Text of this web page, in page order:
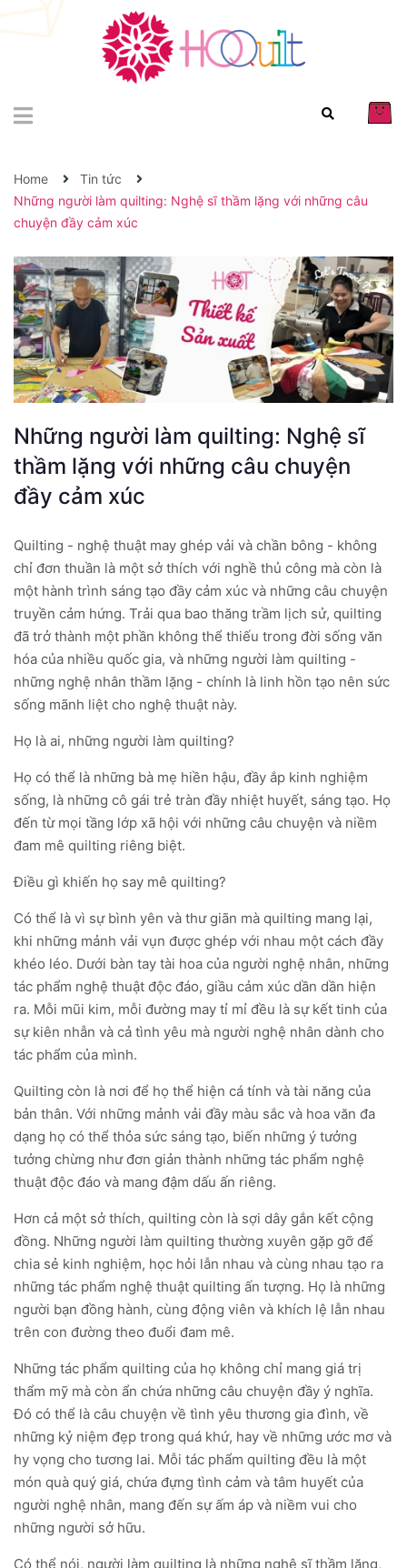
Home
Tin tức
Những người làm quilting: Nghệ sĩ thầm lặng với những câu
chuyện đầy cảm xúc
Những người làm quilting: Nghệ sĩ
thầm lặng với những câu chuyện
đầy cảm xúc
Quilting - nghệ thuật may ghép vải và chần bông - không
chỉ đơn thuần là một sở thích với nghề thủ công mà còn là
một hành trình sáng tạo đầy cảm xúc và những câu chuyện
truyền cảm hứng. Trải qua bao thăng trầm lịch sử, quilting
đã trở thành một phần không thể thiếu trong đời sống văn
hóa của nhiều quốc gia, và những người làm quilting -
những nghệ nhân thầm lặng - chính là linh hồn tạo nên sức
sống mãnh liệt cho nghệ thuật này.
Họ là ai, những người làm quilting?
Họ có thể là những bà mẹ hiền hậu, đầy ắp kinh nghiệm
sống, là những cô gái trẻ tràn đầy nhiệt huyết, sáng tạo. Họ
đến từ mọi tầng lớp xã hội với những câu chuyện và niềm
đam mê quilting riêng biệt.
Điều gì khiến họ say mê quilting?
Có thể là vì sự bình yên và thư giãn mà quilting mang lại,
khi những mảnh vải vụn được ghép với nhau một cách đầy
khéo léo. Dưới bàn tay tài hoa của người nghệ nhân, những
tác phẩm nghệ thuật độc đáo, giầu cảm xúc dần dần hiện
ra. Mỗi mũi kim, mỗi đường may tỉ mỉ đều là sự kết tinh của
sự kiên nhẫn và cả tình yêu mà người nghệ nhân dành cho
tác phẩm của mình.
Quilting còn là nơi để họ thể hiện cá tính và tài năng của
bản thân. Với những mảnh vải đầy màu sắc và hoa văn đa
dạng họ có thể thỏa sức sáng tạo, biến những ý tưởng
tưởng chừng như đơn giản thành những tác phẩm nghệ
thuật độc đáo và mang đậm dấu ấn riêng.
Hơn cả một sở thích, quilting còn là sợi dây gắn kết cộng
đồng. Những người làm quilting thường xuyên gặp gỡ để
chia sẻ kinh nghiệm, học hỏi lẫn nhau và cùng nhau tạo ra
những tác phẩm nghệ thuật quilting ấn tượng. Họ là những
người bạn đồng hành, cùng động viên và khích lệ lẫn nhau
trên con đường theo đuổi đam mê.
Những tác phẩm quilting của họ không chỉ mang giá trị
thẩm mỹ mà còn ẩn chứa những câu chuyện đầy ý nghĩa.
Đó có thể là câu chuyện về tình yêu thương gia đình, về
những kỷ niệm đẹp trong quá khứ, hay về những ước mơ và
hy vọng cho tương lai. Mỗi tác phẩm quilting đều là một
món quà quý giá, chứa đựng tình cảm và tâm huyết của
người nghệ nhân, mang đến sự ấm áp và niềm vui cho
những người sở hữu.
Có thể nói, người làm quilting là những nghệ sĩ thầm lặng,